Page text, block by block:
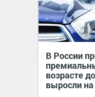
В России
возрасте
выросли на